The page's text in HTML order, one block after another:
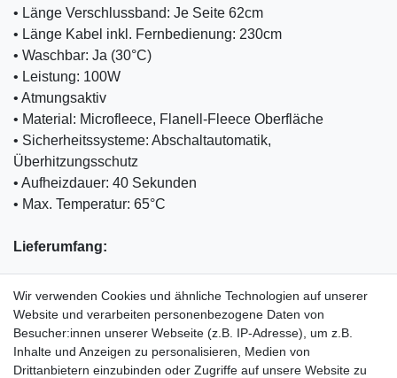
• Länge Verschlussband: Je Seite 62cm
• Länge Kabel inkl. Fernbedienung: 230cm
• Waschbar: Ja (30°C)
• Leistung: 100W
• Atmungsaktiv
• Material: Microfleece, Flanell-Fleece Oberfläche
• Sicherheitssysteme: Abschaltautomatik,
Überhitzungsschutz
• Aufheizdauer: 40 Sekunden
• Max. Temperatur: 65°C
Lieferumfang:
• 1x Heizdecke
• 1x Heizkabel inkl. Fernbedienung
• 1x Bedienungsanleitung
Wir verwenden Cookies und ähnliche Technologien auf unserer
Website und verarbeiten personenbezogene Daten von
Besucher:innen unserer Webseite (z.B. IP-Adresse), um z.B.
Inhalte und Anzeigen zu personalisieren, Medien von
Drittanbietern einzubinden oder Zugriffe auf unsere Website zu